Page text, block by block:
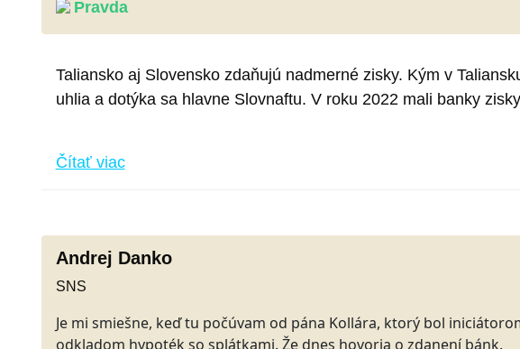
Pravda
Taliansko aj Slovensko zdaňujú nadmerné zisky. Kým v
uhlia a dotýka sa hlavne Slovnaftu. V roku 2022 mali banky
Čítať viac
Andrej Danko
SNS
Je mi smiešne, keď tu počúvam od pána Kollára, ktorý bol
odkladom hypoték so splátkami. Že dnes hovoria o zdanení bánk.